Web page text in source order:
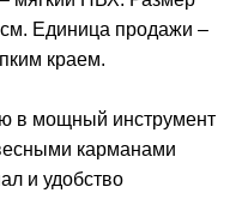
Единица продажи –
краем.
в мощный инструмент
карманами
и удобство